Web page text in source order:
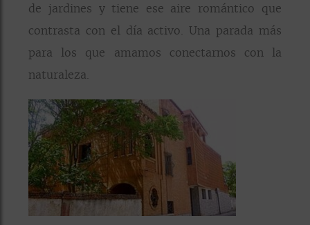
de jardines y tiene ese aire romántico que
contrasta con el día activo. Una parada más
para los que amamos conectarnos con la
naturaleza.